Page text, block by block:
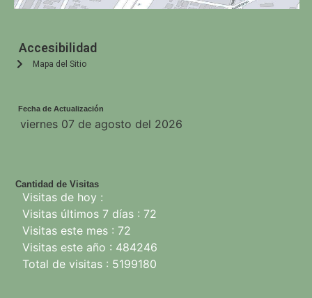
Accesibilidad
Mapa del Sitio
Fecha de Actualización
Cantidad de Visitas
Visitas de hoy :
Visitas últimos 7 días : 72
Visitas este mes : 72
Visitas este año : 484246
Total de visitas : 5199180
viernes 07 de agosto del 2026